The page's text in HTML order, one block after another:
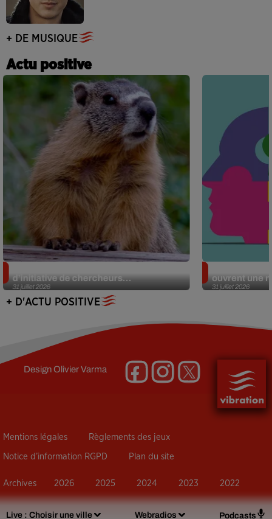
Live : Choisir une ville Webradios Podcasts
+ DE MUSIQUE
Actu positive
31 juillet 2026
d’initiative de chercheurs...
31 juillet 2026
ouvrent une
+ D'ACTU POSITIVE
DesignOlivier Varma
Mentions légales Règlements des jeux
Notice d’information RGPD Plan du site
Archives 2026 2025 2024 2023 2022